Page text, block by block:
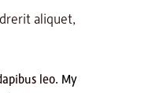
aliquet,
leo. My